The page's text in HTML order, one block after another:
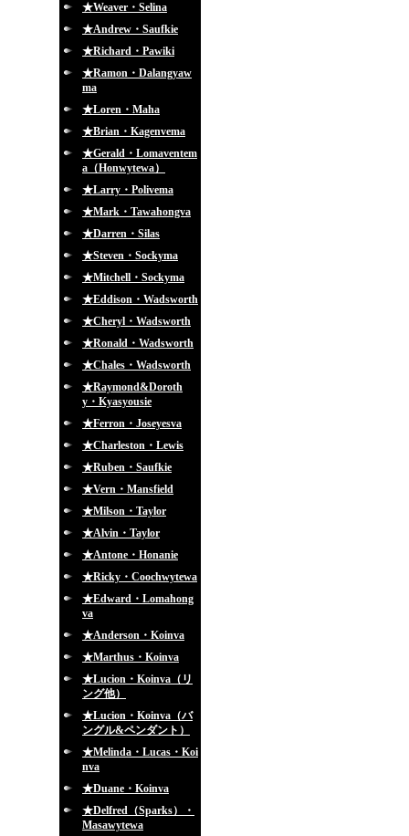
★Weaver・Selina
★Andrew・Saufkie
★Richard・Pawiki
★Ramon・Dalangyaw
ma
★Loren・Maha
★Brian・Kagenvema
★Gerald・Lomaventem
a（Honwytewa）
★Larry・Polivema
★Mark・Tawahongva
★Darren・Silas
★Steven・Sockyma
★Mitchell・Sockyma
★Eddison・Wadsworth
★Cheryl・Wadsworth
★Ronald・Wadsworth
★Chales・Wadsworth
★Raymond&Doroth
y・Kyasyousie
★Ferron・Joseyesva
★Charleston・Lewis
★Ruben・Saufkie
★Vern・Mansfield
★Milson・Taylor
★Alvin・Taylor
★Antone・Honanie
★Ricky・Coochwytewa
★Edward・Lomahong
va
★Anderson・Koinva
★Marthus・Koinva
★Lucion・Koinva（リ
ング他）
★Lucion・Koinva（バ
ングル&ペンダント）
★Melinda・Lucas・Koi
nva
★Duane・Koinva
★Delfred（Sparks）・
Masawytewa